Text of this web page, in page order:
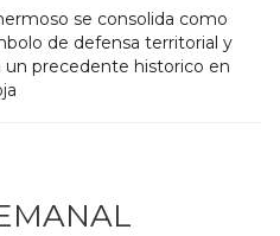
se consolida como
de defensa territorial y
un precedente historico en